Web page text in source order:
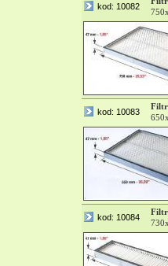
kod: 10082
kod: 10083
Filtr
kod: 10084
Filtr